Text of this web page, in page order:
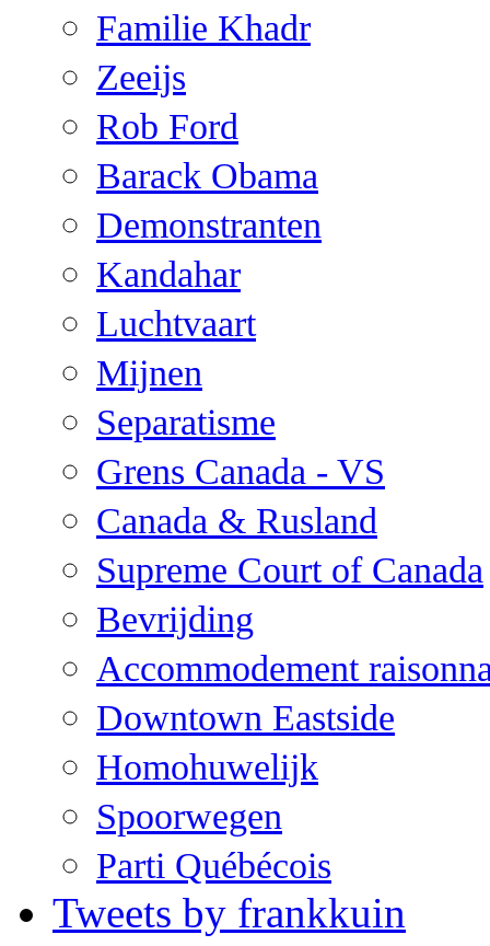
Familie Khadr
Zeeijs
Rob Ford
Barack Obama
Demonstranten
Kandahar
Luchtvaart
Mijnen
Separatisme
Grens Canada - VS
Canada & Rusland
Supreme Court of Canada
Bevrijding
Accommodement
Downtown Eastside
Homohuwelijk
Spoorwegen
Parti Québécois
Tweets by frankkuin